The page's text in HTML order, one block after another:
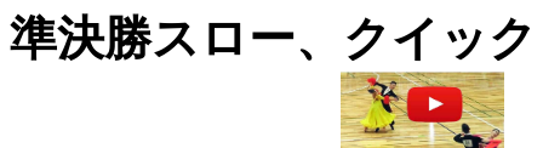
準決勝スロー、クイック